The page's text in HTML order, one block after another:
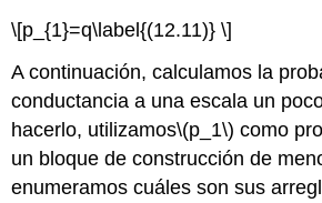
\[p_{1}=q\label{(12.11)} \]
A continuación, calculamos la
conductancia a una escala un
hacerlo, utilizamos\(p_1\) como
un bloque de construcción de
enumeramos cuáles son sus